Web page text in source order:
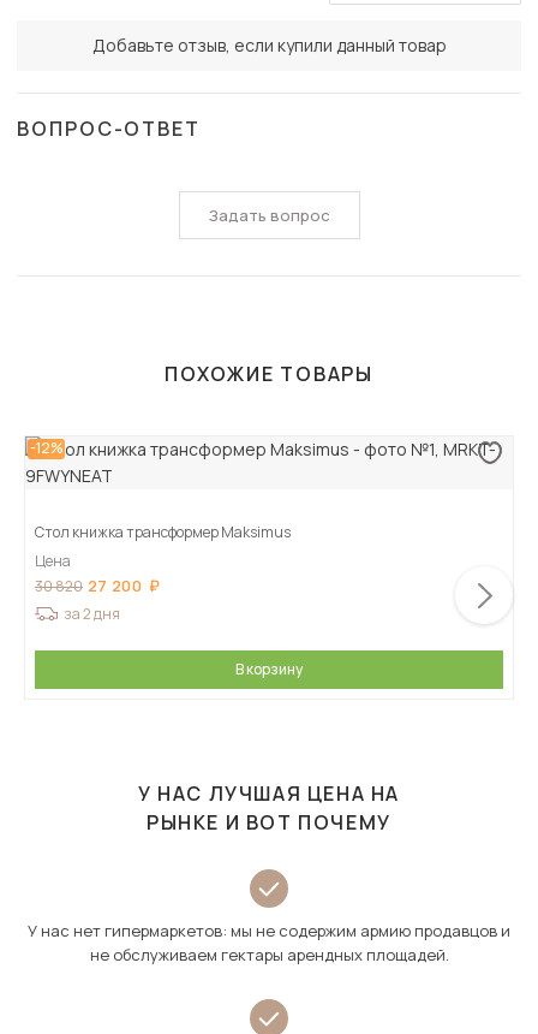
Добавьте отзыв, если купили данный товар
ВОПРОС-ОТВЕТ
Задать вопрос
ПОХОЖИЕ ТОВАРЫ
-12%
Стол книжка трансформер Maksimus
Цена
30 820 27 200
за 2 дня
В корзину
У НАС ЛУЧШАЯ ЦЕНА НА
РЫНКЕ И ВОТ ПОЧЕМУ
У нас нет гипермаркетов: мы не содержим армию продавцов и
не обслуживаем гектары арендных площадей.